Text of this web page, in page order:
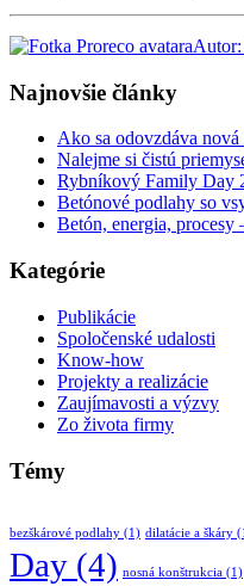
Najnovšie články
Ako sa odovzdáva
Nalejme si čistú
Rybníkový Family Day
Betónové podlahy so
Betón, energia, procesy
Kategórie
Publikácie
Spoločenské udalosti
Know-how
Projekty a realizácie
Zaujímavosti a výzvy
Zo života firmy
Témy
bezškárové podlahy (1) dilatácie a škáry
Day (4) nosná konštrukcia (1)